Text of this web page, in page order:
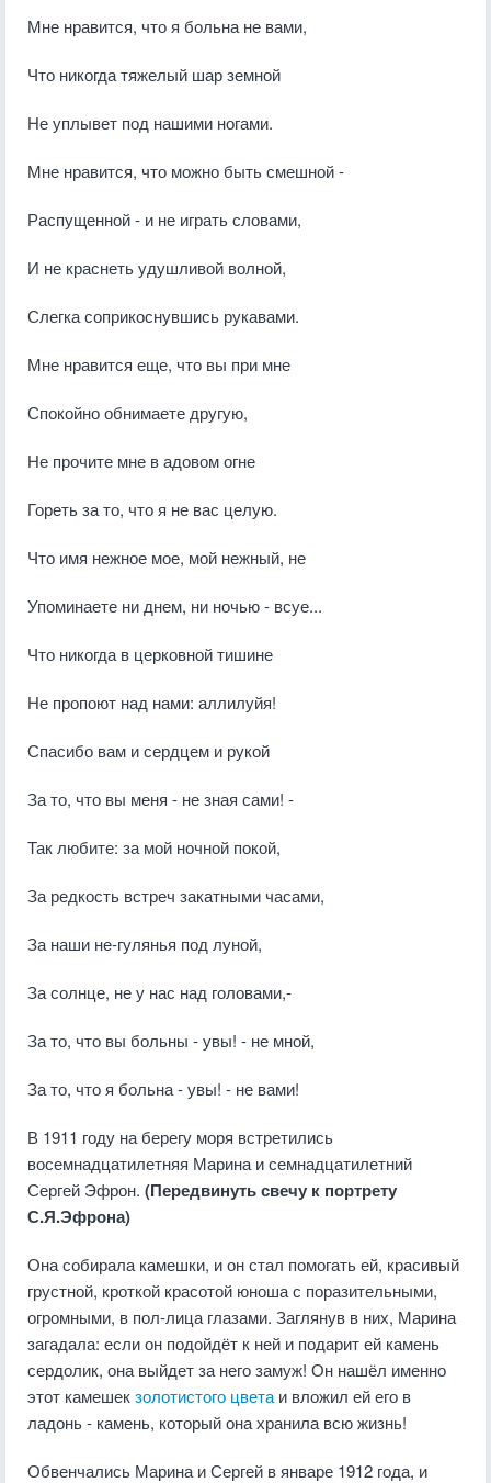
Мне нравится, что я больна не вами,
Что никогда тяжелый шар земной
Не уплывет под нашими ногами.
Мне нравится, что можно быть смешной -
Распущенной - и не играть словами,
И не краснеть удушливой волной,
Слегка соприкоснувшись рукавами.
Мне нравится еще, что вы при мне
Спокойно обнимаете другую,
Не прочите мне в адовом огне
Гореть за то, что я не вас целую.
Что имя нежное мое, мой нежный, не
Упоминаете ни днем, ни ночью - всуе...
Что никогда в церковной тишине
Не пропоют над нами: аллилуйя!
Спасибо вам и сердцем и рукой
За то, что вы меня - не зная сами! -
Так любите: за мой ночной покой,
За редкость встреч закатными часами,
За наши не-гулянья под луной,
За солнце, не у нас над головами,-
За то, что вы больны - увы! - не мной,
За то, что я больна - увы! - не вами!
В 1911 году на берегу моря встретились
восемнадцатилетняя Марина и семнадцатилетний
Сергей Эфрон. (Передвинуть свечу к портрету
С.Я.Эфрона)
Она собирала камешки, и он стал помогать ей, красивый
грустной, кроткой красотой юноша с поразительными,
огромными, в пол-лица глазами. Заглянув в них, Марина
загадала: если он подойдёт к ней и подарит ей камень
сердолик, она выйдет за него замуж! Он нашёл именно
этот камешекзолотистого цвета и вложил ей его в
ладонь - камень, который она хранила всю жизнь!
Обвенчались Марина и Сергей в январе 1912 года, и